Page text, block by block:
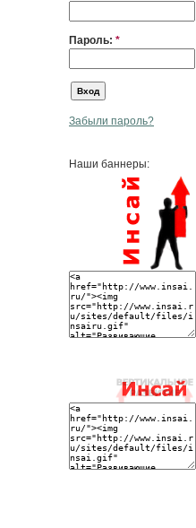
Пароль: *
Забыли пароль?
Наши баннеры: